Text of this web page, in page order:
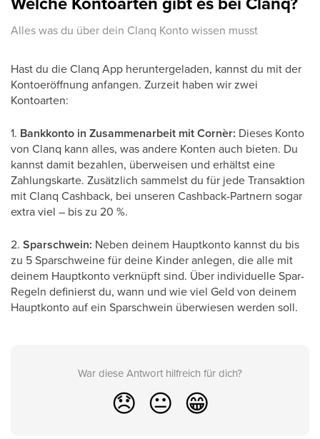
Alles was du über dein Clanq Konto wissen musst
Hast du die Clanq App heruntergeladen, kannst du mit der
Kontoeröffnung anfangen. Zurzeit haben wir zwei
Kontoarten:
1. Bankkonto in Zusammenarbeit mit Cornèr: Dieses Konto
von Clanq kann alles, was andere Konten auch bieten. Du
kannst damit bezahlen, überweisen und erhältst eine
Zahlungskarte. Zusätzlich sammelst du für jede Transaktion
mit Clanq Cashback, bei unseren Cashback-Partnern sogar
extra viel – bis zu 20 %.
2. Sparschwein: Neben deinem Hauptkonto kannst du bis
zu 5 Sparschweine für deine Kinder anlegen, die alle mit
deinem Hauptkonto verknüpft sind. Über individuelle Spar-
Regeln definierst du, wann und wie viel Geld von deinem
Hauptkonto auf ein Sparschwein überwiesen werden soll.
War diese Antwort hilfreich für dich?
😞 😐 😁